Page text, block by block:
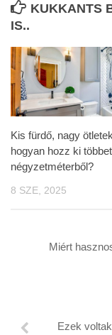
KUKKANTS
IS..
Kis fürdő, nagy
hogyan hozz ki
négyzetméterből?
8 SZE, 2025
Miért
Ezek